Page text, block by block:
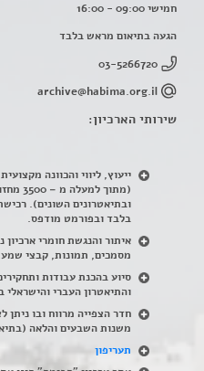
חמישי 09:00 - 16:00
הגעה בתיאום מראש בלבד
03-5266720
archive@habima.org.il
שירותי הארכיון:
ייעוץ, ליווי והכוונה
(מתוך
ובתיאטרונים השונים).
בלבד ובפורמט מודפס.
איתור והנגשת חומרי ארכיון
מסמכים, תמונות, קבצי שמע,
סיוע בהכנת עבודות
והתיאטרון העברי והישראלי
משנות השבעים והלאה
תעריפון